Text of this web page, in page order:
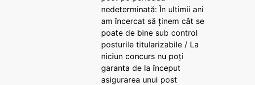
nedeterminată: În ultimii ani
am încercat să ținem cât se
poate de bine sub control
posturile titularizabile / La
niciun concurs nu poți
garanta de la început
asigurarea unui post